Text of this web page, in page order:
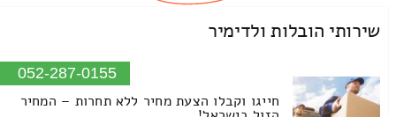
שירותי הובלות ולדימיר
052-287-0155
חייגו וקבלו הצעת מחיר ללא תחרות – המחיר